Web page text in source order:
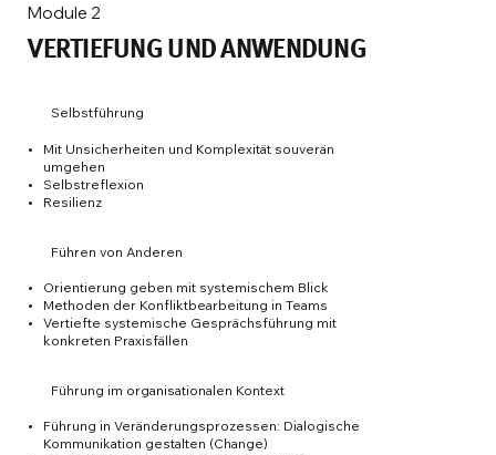
Module 2
VERTIEFUNG UND ANWENDUNG
Selbstführung
Mit Unsicherheiten und Komplexität souverän
umgehen
Selbstreflexion
Resilienz
Führen von Anderen
Orientierung geben mit systemischem Blick
Methoden der Konfliktbearbeitung in Teams
Vertiefte systemische Gesprächsführung mit
konkreten Praxisfällen
Führung im organisationalen Kontext
Führung in Veränderungsprozessen: Dialogische
Kommunikation gestalten (Change)